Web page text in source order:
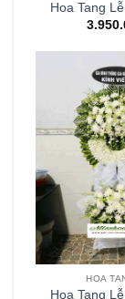
Hoa Tang
HOA
Hoa Tang